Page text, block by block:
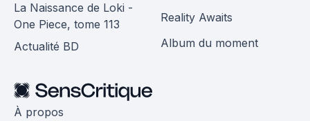
La Naissance de Loki -
One Piece, tome 113
Actualité BD
Reality Awaits
Album du moment
À propos